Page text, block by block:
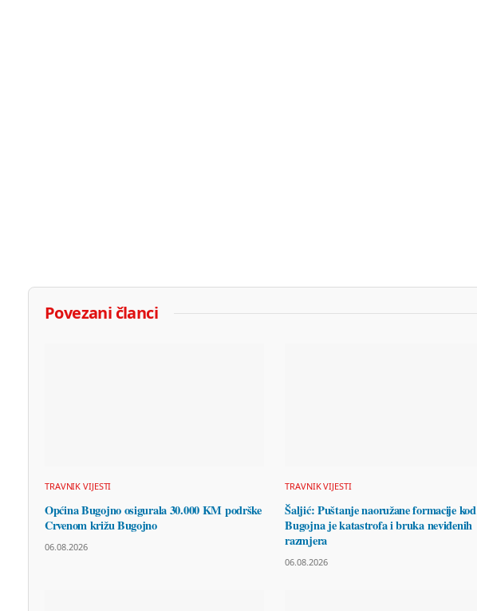
Povezani članci
TRAVNIK VIJESTI
Općina Bugojno osigurala 30.000 KM podrške
Crvenom križu Bugojno
06.08.2026
TRAVNIK VIJESTI
Šaljić: Puštanje naoružane formacije kod
Bugojna je katastrofa i bruka neviđenih
razmjera
06.08.2026